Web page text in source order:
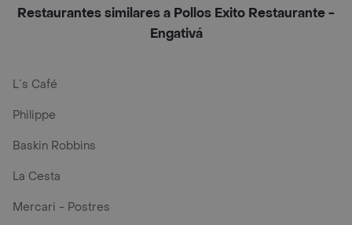
Restaurantes similares a Pollos Exito Restaurante -
Engativá
L´s Café
Philippe
Baskin Robbins
La Cesta
Mercari - Postres